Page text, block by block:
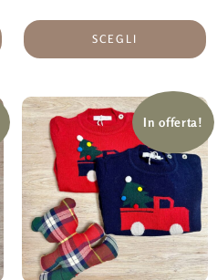
SCEGLI
In offerta!